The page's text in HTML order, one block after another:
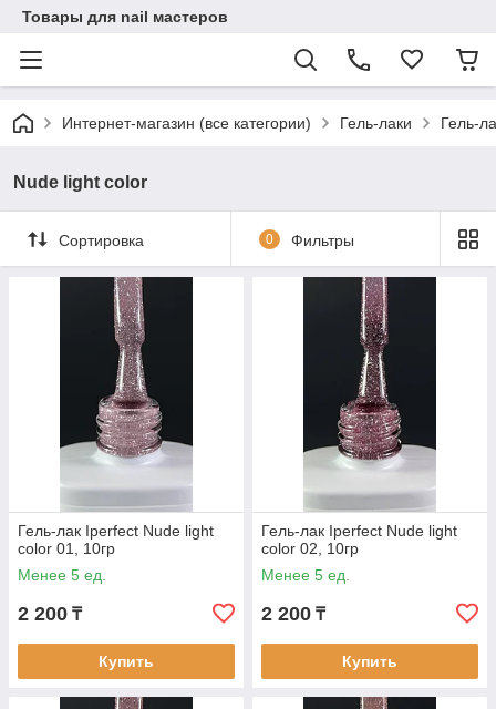
Товары для nail мастеров
Интернет-магазин (все категории) Гель-лаки Гель-
Nude light color
Сортировка 0 Фильтры
Гель-лак Iperfect Nude light
color 01, 10гр
Менее 5 ед.
2 200 ₸
Купить
Гель-лак Iperfect Nude light
color 02, 10гр
Менее 5 ед.
2 200 ₸
Купить